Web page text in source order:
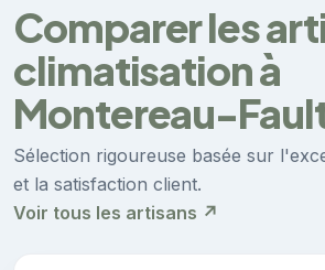
Comparer les
climatisation à
Montereau-
Sélection rigoureuse basée sur
et la satisfaction client.
Voir tous les artisans ↗